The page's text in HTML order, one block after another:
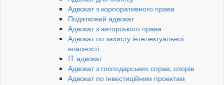
Адвокат з корпоративного права
Податковий адвокат
Адвокат з авторського права
Адвокат по захисту інтелектуальної
власності
IT адвокат
Адвокат з господарських справ, спорів
Адвокат по інвестиційним проектам